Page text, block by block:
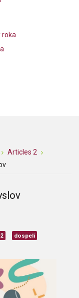
roka
Articles 2
dospelí